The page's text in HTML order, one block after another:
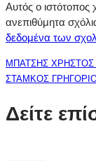
Αυτός ο ιστότοπος
ανεπιθύμητα
δεδομένα των
ΜΠΑΤΣΗΣ
ΣΤΑΜΚΟΣ
Δείτε